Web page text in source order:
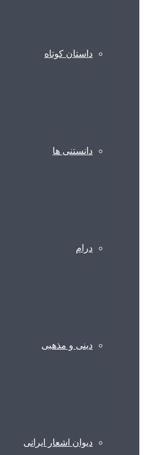
داستان کوتاه
دانستنی ها
درام
دینی و مذهبی
دیوان اشعار ایرانی